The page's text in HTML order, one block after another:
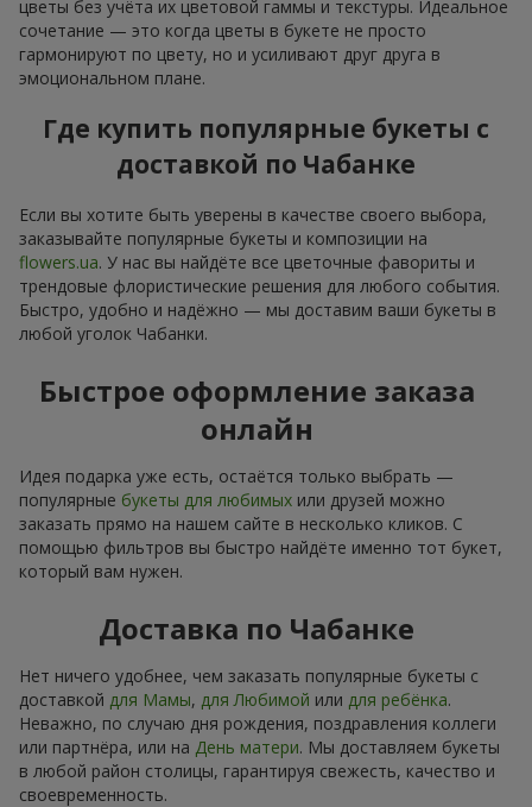
цветы без учёта их цветовой гаммы и текстуры. Идеальное
сочетание — это когда цветы в букете не просто
гармонируют по цвету, но и усиливают друг друга в
эмоциональном плане.
Где купить популярные букеты с
доставкой по Чабанке
Если вы хотите быть уверены в качестве своего выбора,
заказывайте популярные букеты и композиции на
flowers.ua. У нас вы найдёте все цветочные фавориты и
трендовые флористические решения для любого события.
Быстро, удобно и надёжно — мы доставим ваши букеты в
любой уголок Чабанки.
Быстрое оформление заказа
онлайн
Идея подарка уже есть, остаётся только выбрать —
популярные букеты для любимых или друзей можно
заказать прямо на нашем сайте в несколько кликов. С
помощью фильтров вы быстро найдёте именно тот букет,
который вам нужен.
Доставка по Чабанке
Нет ничего удобнее, чем заказать популярные букеты с
доставкой для Мамы, для Любимой или для ребёнка.
Неважно, по случаю дня рождения, поздравления коллеги
или партнёра, или на День матери. Мы доставляем букеты
в любой район столицы, гарантируя свежесть, качество и
своевременность.